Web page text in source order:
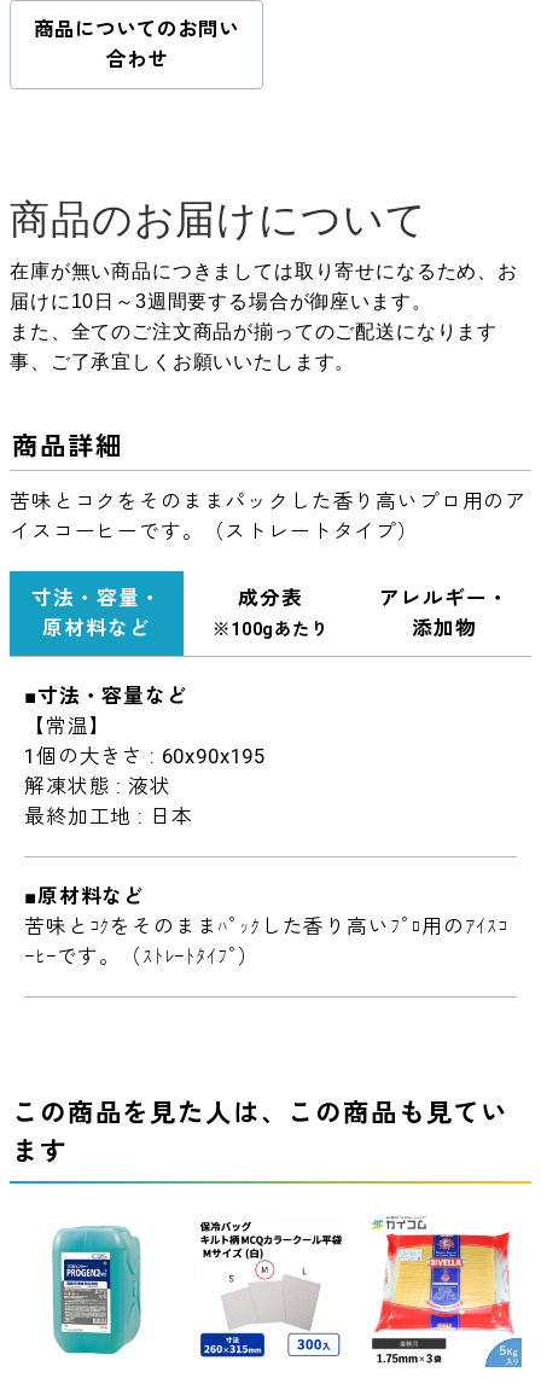
商品についてのお問い
合わせ
商品のお届けについて
在庫が無い商品につきましては取り寄せになるため、お
届けに10日～3週間要する場合が御座います。
また、全てのご注文商品が揃ってのご配送になります
事、ご了承宜しくお願いいたします。
商品詳細
苦味とコクをそのままパックした香り高いプロ用のア
イスコーヒーです。（ストレートタイプ）
寸法・容量・
原材料など
成分表
※100gあたり
アレルギー・
添加物
■寸法・容量など
【常温】
1個の大きさ : 60x90x195
解凍状態 : 液状
最終加工地 : 日本
■原材料など
苦味とｺｸをそのままﾊﾟｯｸした香り高いﾌﾟﾛ用のｱｲｽｺ
ｰﾋｰです。（ｽﾄﾚｰﾄﾀｲﾌﾟ）
この商品を見た人は、この商品も見てい
ます